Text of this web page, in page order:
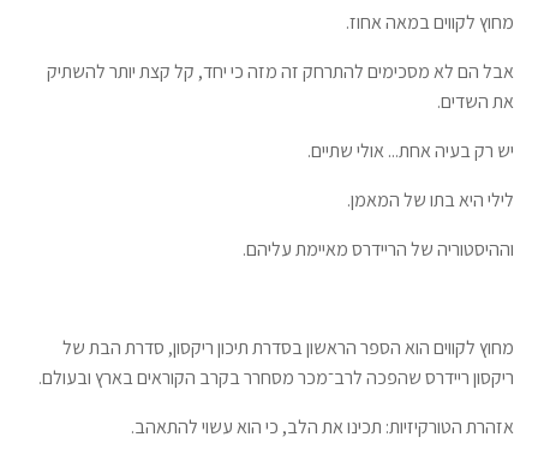
מחוץ לקווים במאה אחוז.
אבל הם לא מסכימים להתרחק זה מזה כי יחד, קל קצת יותר להשתיק
את השדים.
יש רק בעיה אחת... אולי שתיים.
לילי היא בתו של המאמן.
וההיסטוריה של הריידרס מאיימת עליהם.
מחוץ לקווים הוא הספר הראשון בסדרת תיכון ריקסון, סדרת הבת של
ריקסון ריידרס שהפכה לרב־מכר מסחרר בקרב הקוראים בארץ ובעולם.
אזהרת הטורקיזיות: תכינו את הלב, כי הוא עשוי להתאהב.